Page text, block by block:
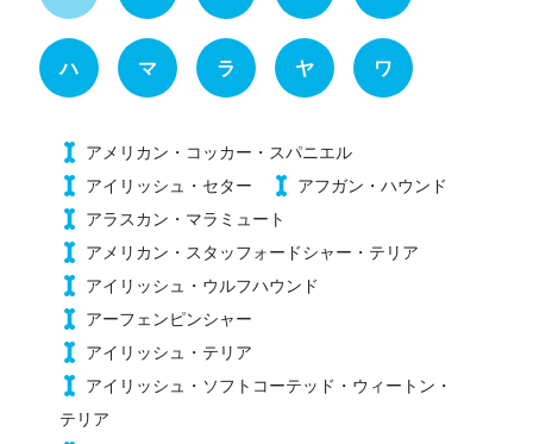
ハ マ ラ ヤ ワ
アメリカン・コッカー・スパニエル
アイリッシュ・セター
アフガン・ハウンド
アラスカン・マラミュート
アメリカン・スタッフォードシャー・テリア
アイリッシュ・ウルフハウンド
アーフェンピンシャー
アイリッシュ・テリア
アイリッシュ・ソフトコーテッド・ウィートン・
テリア